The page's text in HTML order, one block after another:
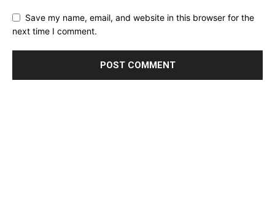
Save my name, email, and website in this browser for the
next time I comment.